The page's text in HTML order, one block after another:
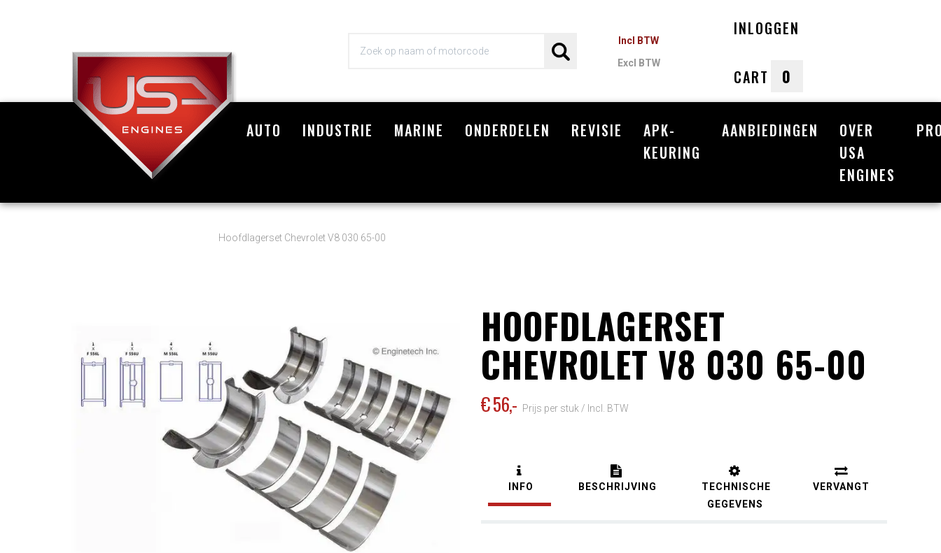
Incl BTW
Excl BTW
INLOGGEN
CART 0
Winkelwagen
AUTO INDUSTRIE MARINE ONDERDELEN REVISIE
APK-
KEURING
AANBIEDINGEN
OVER
USA
ENGINES
Hoofdlagerset Chevrolet V8 030 65-00
HOOFDLAGERSET
CHEVROLET V8 030 65-00
€ 56,- Prijs per stuk / Incl. BTW
INFO BESCHRIJVING
TECHNISCHE
GEGEVENS
VERVANGT